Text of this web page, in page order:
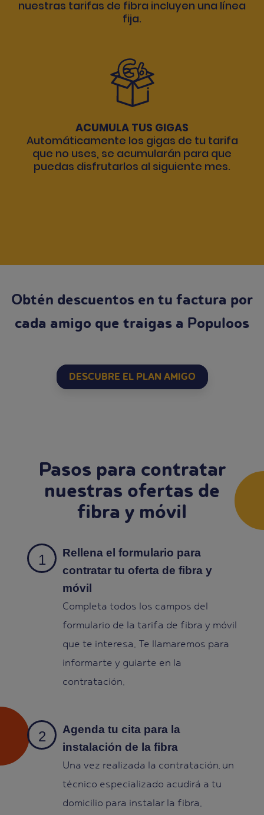
nuestras tarifas de fibra incluyen una línea
fija.
ACUMULA TUS GIGAS
Automáticamente los gigas de tu tarifa
que no uses, se acumularán para que
puedas disfrutarlos al siguiente mes.
Obtén descuentos en tu factura por
cada amigo que traigas a Populoos
DESCUBRE EL PLAN AMIGO
Pasos para contratar
nuestras ofertas de
fibra y móvil
Rellena el formulario para
contratar tu oferta de fibra y
móvil
Completa todos los campos del
formulario de la tarifa de fibra y móvil
que te interesa. Te llamaremos para
informarte y guiarte en la
contratación.
Agenda tu cita para la
instalación de la fibra
Una vez realizada la contratación, un
técnico especializado acudirá a tu
domicilio para instalar la fibra.